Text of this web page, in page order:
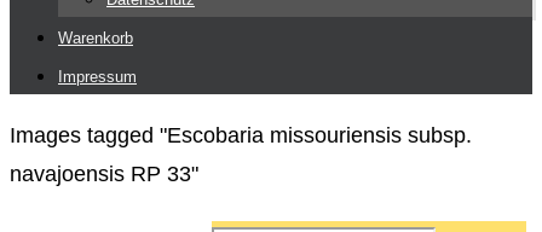
Warenkorb
Impressum
Start
Images tagged "Escobaria missouriensis subsp.
navajoensis RP 33"